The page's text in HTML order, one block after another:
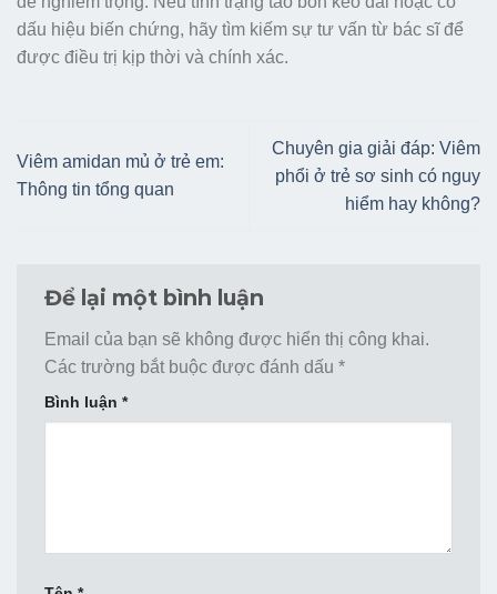
dấu hiệu biến chứng, hãy tìm kiếm sự tư vấn từ bác sĩ để
được điều trị kịp thời và chính xác.
Viêm amidan mủ ở trẻ em:
Thông tin tổng quan
Chuyên gia giải đáp: Viêm
phổi ở trẻ sơ sinh có nguy
hiểm hay không?
Để lại một bình luận
Email của bạn sẽ không được hiển thị công khai.
Các trường bắt buộc được đánh dấu *
Bình luận *